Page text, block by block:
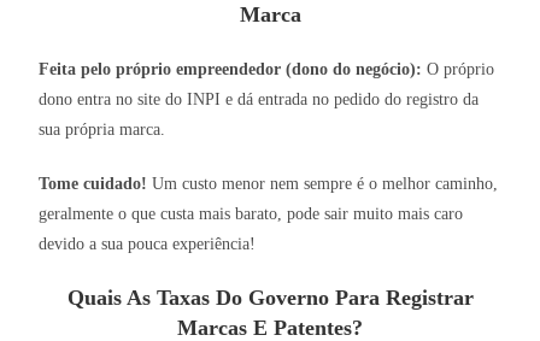
Marca
Feita pelo próprio empreendedor (dono do negócio): O próprio
dono entra no site do INPI e dá entrada no pedido do registro da
sua própria marca.
Tome cuidado! Um custo menor nem sempre é o melhor caminho,
geralmente o que custa mais barato, pode sair muito mais caro
devido a sua pouca experiência!
Quais As Taxas Do Governo Para Registrar
Marcas E Patentes?